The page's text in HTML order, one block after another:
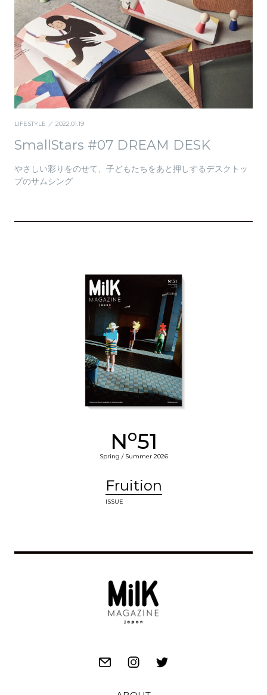
LIFESTYLE ／ 2022.01.19
SmallStars #07 DREAM DESK
やさしい彩りをのせて、子どもたちをあと押しするデスクトッ
プのサムシング
No51
Spring / Summer 2026
Fruition
ISSUE